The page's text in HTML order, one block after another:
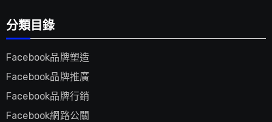
分類目錄
Facebook品牌塑造
Facebook品牌推廣
Facebook品牌行銷
Facebook網路公關